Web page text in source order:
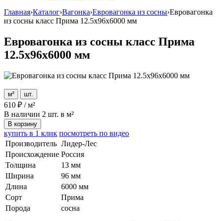
Главная›Каталог›Вагонка›Евровагонка из сосны›Евровагонка
из сосны класс Прима 12.5x96x6000 мм
Евровагонка из сосны класс Прима
12.5x96x6000 мм
м² шт.
610 ₽ /м²
В наличии 2 шт. в м²
В корзину
купить в 1 клик посмотреть по видео
Производитель Лидер-Лес
Происхождение Россия
Толщина
13 мм
Ширина
96 мм
Длина
6000 мм
Сорт
Прима
Порода
сосна